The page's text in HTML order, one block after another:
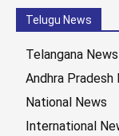
Telugu News
Telangana News
Andhra Pradesh
National News
International